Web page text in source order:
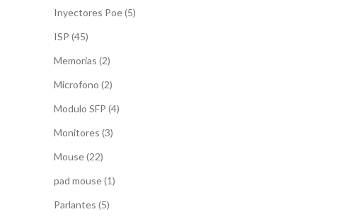
Inyectores Poe 55
ISP 4545
Memorias 22
Microfono 22
Modulo SFP 44
Monitores 33
Mouse 2222
pad mouse 11
Parlantes 55